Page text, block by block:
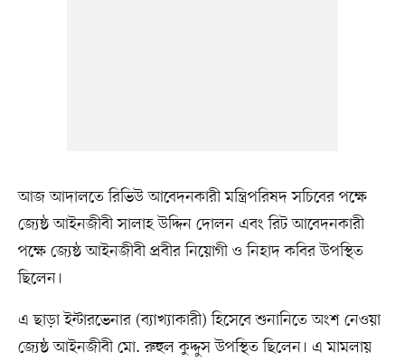
আজ আদালতে রিভিউ আবেদনকারী মন্ত্রিপরিষদ সচিবের পক্ষে
জ্যেষ্ঠ আইনজীবী সালাহ উদ্দিন দোলন এবং রিট আবেদনকারী
পক্ষে জ্যেষ্ঠ আইনজীবী প্রবীর নিয়োগী ও নিহাদ কবির উপস্থিত
ছিলেন।
এ ছাড়া ইন্টারভেনার (ব্যাখ্যাকারী) হিসেবে শুনানিতে অংশ নেওয়া
জ্যেষ্ঠ আইনজীবী মো. রুহুল কুদ্দুস উপস্থিত ছিলেন। এ মামলায়